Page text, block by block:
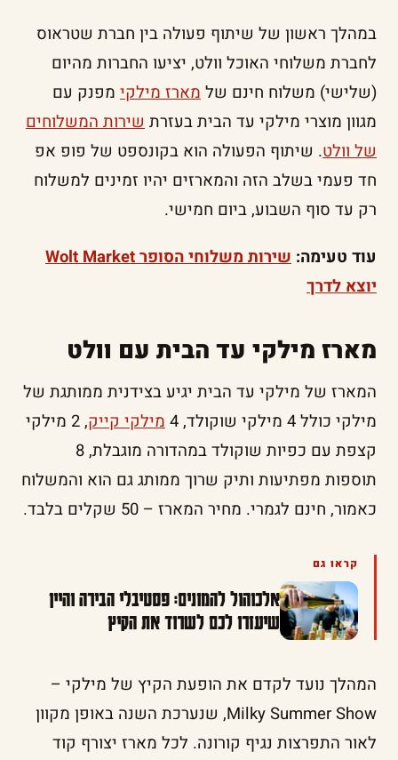
במהלך ראשון של שיתוף פעולה בין חברת שטראוס
לחברת משלוחי האוכל וולט, יציעו החברות מהיום
(שלישי) משלוח חינם שלמארז מילקי מפנק עם
מגוון מוצרי מילקי עד הבית בעזרתשירות המשלוחים
של וולט. שיתוף הפעולה הוא בקונספט של פופ אפ
חד פעמי בשלב הזה והמארזים יהיו זמינים למשלוח
רק עד סוף השבוע, ביום חמישי.
עוד טעימה:
שירות משלוחי הסופר Wolt Market
יוצא לדרך
מארז מילקי עד הבית עם וולט
המארז של מילקי עד הבית יגיע בצידנית ממותגת של
מילקי כולל 4 מילקי שוקולד, 4
מילקי קייק
, 2 מילקי
קצפת עם כפיות שוקולד במהדורה מוגבלת, 8
תוספות מפתיעות ותיק שרוך ממותג גם הוא והמשלוח
כאמור, חינם לגמרי. מחיר המארז – 50 שקלים בלבד.
קראו גם
אלכוהול להמונים: פסטיבלי הבירה והיין
שיעזרו לכם לשרוד את הקיץ
המהלך נועד לקדם את הופעת הקיץ של מילקי –
Milky Summer Show, שנערכת השנה באופן מקוון
לאור התפרצות נגיף קורונה. לכל מארז יצורף קוד